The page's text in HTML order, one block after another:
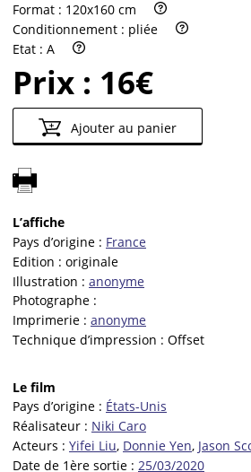
Format : 120x160 cm
Conditionnement : pliée
Etat : A
Prix : 16€
Ajouter au panier
L’affiche
Pays d’origine : France
Edition : originale
Illustration : anonyme
Photographe :
Imprimerie : anonyme
Technique d’impression : Offset
Le film
Pays d’origine : États-Unis
Réalisateur : Niki Caro
Acteurs : Yifei Liu, Donnie Yen, Jason
Date de 1ère sortie : 25/03/2020